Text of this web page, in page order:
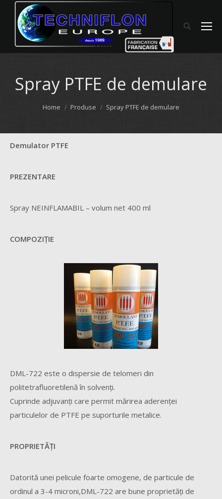
Spray PTFE de demulare
You are here:
Home Produse Spray PTFE de demulare
Demulator PTFE
PREZENTARE
Spray NEINFLAMABIL – volum net 400 ml
COMPOZIŢIE
DML-722 este o dispersie de telomeri din
politetrafluoretilenă în solvenţi.
Cuprinde adjuvanţi care permit mărirea aderenţei
particulelor de PTFE pe suporturile metalice.
PROPRIETĂŢI
Datorită unei pelicule foarte omogene, de particule de
ordinul a 3-4 microni,DML-722 are bune proprietăţi de